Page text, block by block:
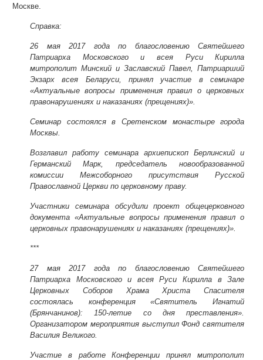
Москве.
Справка:
26 мая 2017 годапо благословению Святейшего
Патриарха Московского и всея Руси Кирилла
митрополит Минский и Заславский Павел, Патриарший
Экзарх всея Беларуси, принял участие в семинаре
«Актуальные вопросы применения правил о церковных
правонарушениях и наказаниях (прещениях)».
Семинар состоялся в Сретенском монастыре города
Москвы.
Возглавил работу семинара архиепископ Берлинский и
Германский Марк, председатель новообразованной
комиссии Межсоборного присутствия Русской
Православной Церкви по церковному праву.
Участники семинара обсудили проект общецерковного
документа «Актуальные вопросы применения правил о
церковных правонарушениях и наказаниях (прещениях)».
***
27 мая 2017 годапо благословению Святейшего
Патриарха Московского и всея Руси Кирилла в Зале
Церковных Соборов Храма Христа Спасителя
состоялась конференция «Святитель Игнатий
(Брянчанинов): 150-летие со дня преставления».
Организатором мероприятия выступил Фонд святителя
Василия Великого.
Участие в работе Конференции принял митрополит